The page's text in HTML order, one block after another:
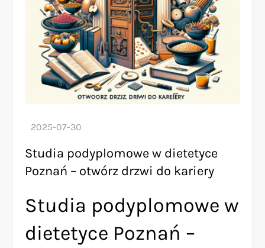
Studia podyplomowe w dietetyce
Poznań – otwórz drzwi do kariery
Studia podyplomowe w
dietetyce Poznań –